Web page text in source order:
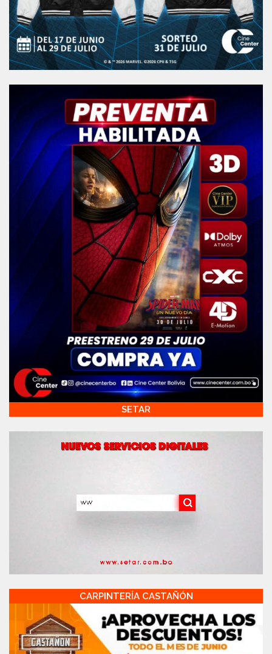
SETAR
CARPINTERÍA CASTAÑÓN